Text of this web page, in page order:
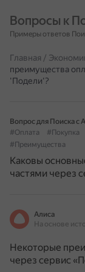
Вопросы к
Примеры ответов
Главная /
преимущества
'Подели'?
Вопрос для Поиска с
#Оплата
#Покупка
#Преимущества
Каковы
частями через
Алиса
Некоторые
через сервис